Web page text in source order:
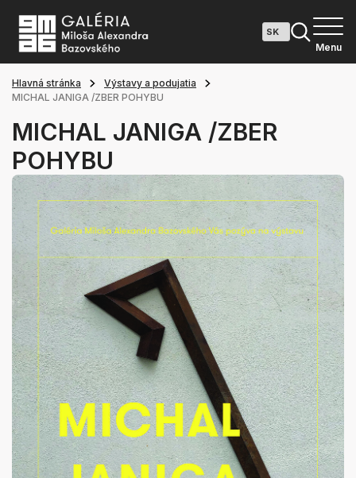
Menu
Hlavná stránka
Výstavy a podujatia
MICHAL JANIGA /ZBER POHYBU
MICHAL JANIGA /ZBER
POHYBU